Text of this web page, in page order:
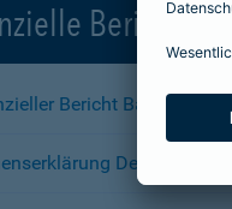
Berichte
Bericht Barmenia-
Deutscher